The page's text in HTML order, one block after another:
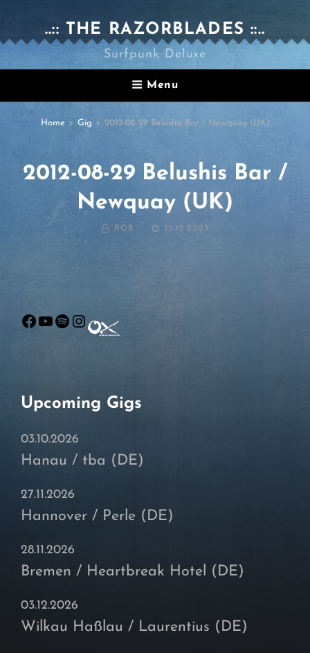
..:: THE RAZORBLADES ::..
Surfpunk Deluxe
Menu
Home > Gig > 2012-08-29 Belushis Bar / Newquay (UK)
2012-08-29 Belushis Bar /
Newquay (UK)
BY ROB
POSTED
15.12.2023
Facebook
YouTube
Spotify
Instagram
Upcoming Gigs
03.10.2026
Hanau / tba (DE)
27.11.2026
Hannover / Perle (DE)
28.11.2026
Bremen / Heartbreak Hotel (DE)
03.12.2026
Wilkau Haßlau / Laurentius (DE)